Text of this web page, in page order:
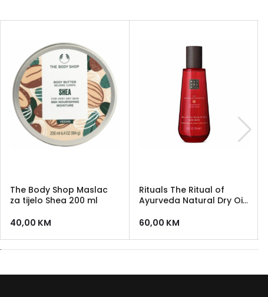
The Body Shop Maslac
za tijelo Shea 200 ml
40,00 KM
Rituals The Ritual of
Ayurveda Natural Dry Oil
60,00 KM